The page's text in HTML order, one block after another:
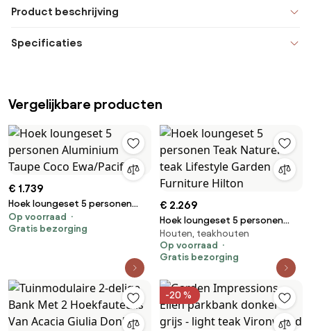
Product beschrijving
Specificaties
Vergelijkbare producten
€ 1.739
Hoek loungeset 5 personen
Aluminium Taupe Coco
Ewa/Pacific
Op voorraad
Gratis bezorging
€ 2.269
Hoek loungeset 5 personen
Teak Naturel teak Lifestyle
Garden Furniture Hilton
Houten, teakhouten
Op voorraad
Gratis bezorging
-20 %